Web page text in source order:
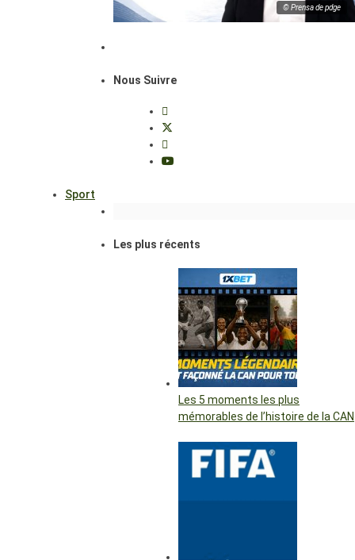
© Prensa de pdge
Nous Suivre
Sport
Les plus récents
Les 5 moments les plus
mémorables de l’histoire de la CAN